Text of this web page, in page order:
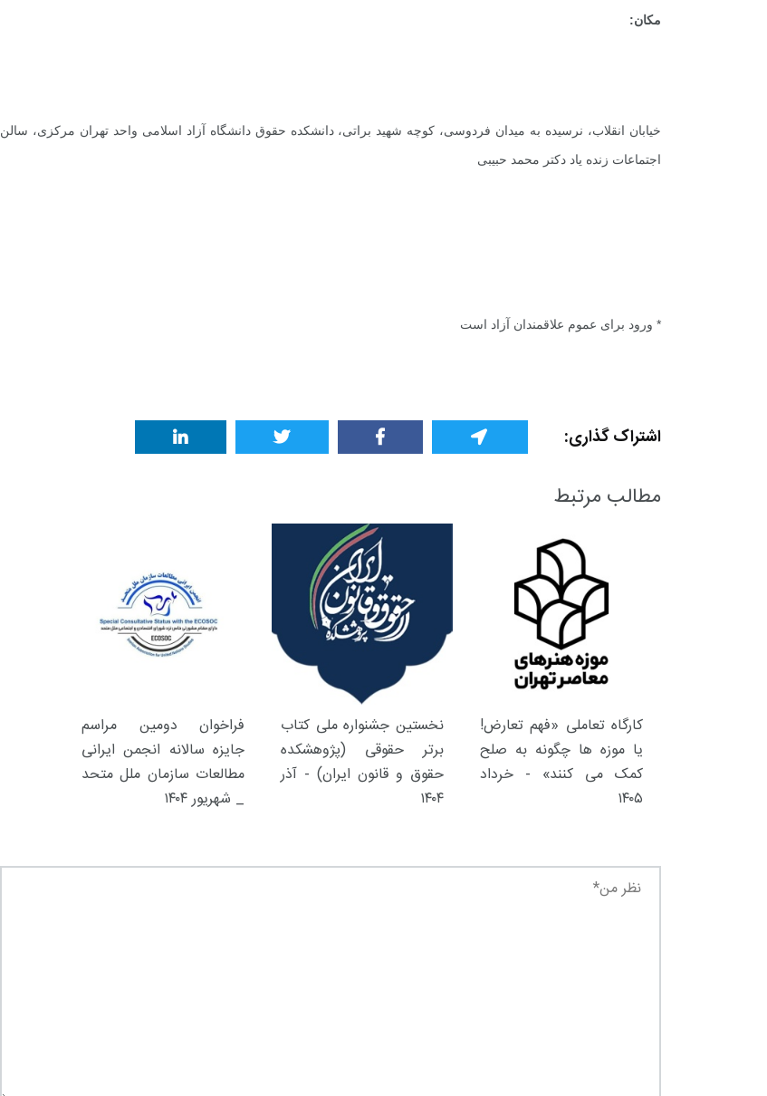
مکان:
خیابان انقلاب، نرسیده به میدان فردوسی، کوچه شهید براتی، دانشکده حقوق دانشگاه آزاد اسلامی واحد تهران مرکزی، سالن
اجتماعات زنده یاد دکتر محمد حبیبی
* ورود برای عموم علاقمندان آزاد است
اشتراک گذاری:
مطالب مرتبط
کارگاه تعاملی «فهم تعارض!
یا موزه ها چگونه به صلح
کمک می کنند» - خرداد
۱۴۰۵
نخستین جشنواره ملی کتاب
برتر حقوقی (پژوهشکده
حقوق و قانون ایران) - آذر
۱۴۰۴
فراخوان دومین مراسم
جایزه سالانه انجمن ایرانی
مطالعات سازمان ملل متحد
_ شهریور ۱۴۰۴
21+ 0+ 0+ 0+
پرونده
2+
گزارش